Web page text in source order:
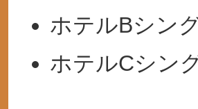
ホテルBシン
ホテルCシン